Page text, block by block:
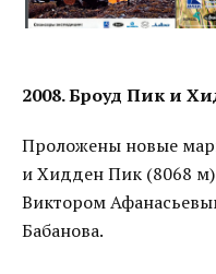
2008. Броуд Пик и
Проложены новые
и Хидден Пик (8068 м)
Виктором
Бабанова.